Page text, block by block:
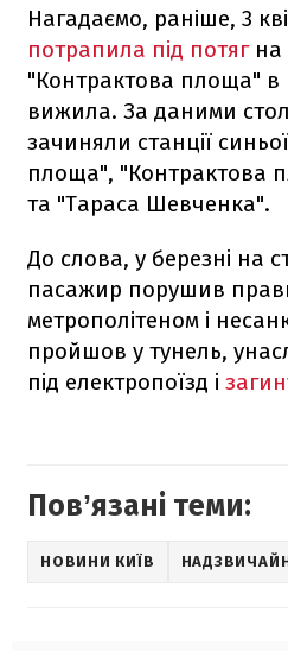
Нагадаємо, раніше, 3
потрапила під потягна
"Контрактова площа" в
вижила. За даними
зачиняли станції
площа", "Контрактова
та "Тараса Шевченка".
До слова, у березні на
пасажир порушив
метрополітеном і
пройшов у тунель,
під електропоїзд і
Повʼязані теми:
НОВИНИ КИЇВ